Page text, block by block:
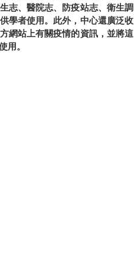
志、醫院志、防疫站志、衛生調
學者使用。此外，中心還廣泛收
網站上有關疫情的資訊，並將這
用。